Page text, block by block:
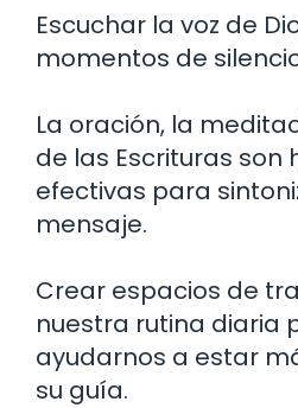
Escuchar la voz de
momentos de
La oración, la
de las Escrituras son
efectivas para
mensaje.
Crear espacios de
nuestra rutina diaria
ayudarnos a estar
su guía.